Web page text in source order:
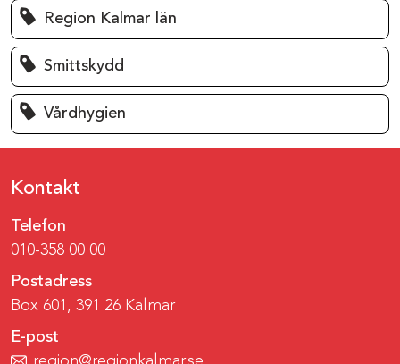
Region Kalmar län
Smittskydd
Vårdhygien
Kontakt
Telefon
010-358 00 00
Postadress
Box 601, 391 26 Kalmar
E-post